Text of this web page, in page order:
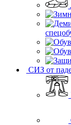
СИЗ от